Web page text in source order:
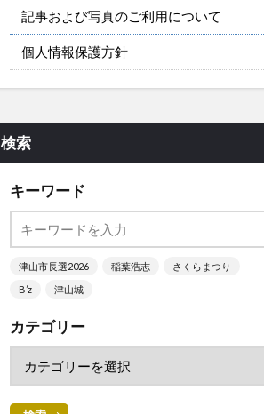
記事および写真のご利用について
個人情報保護方針
検索
キーワード
津山市長選2026 稲葉浩志
さくらまつり
B’z
津山城
カテゴリー